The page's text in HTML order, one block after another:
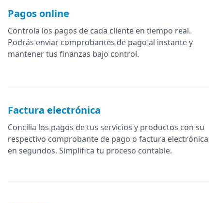
Pagos online
Controla los pagos de cada cliente en tiempo real.
Podrás enviar comprobantes de pago al instante y
mantener tus finanzas bajo control.
Factura electrónica
Concilia los pagos de tus servicios y productos con su
respectivo comprobante de pago o factura electrónica
en segundos. Simplifica tu proceso contable.